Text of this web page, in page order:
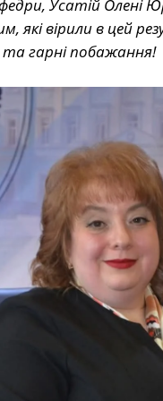
Усатій
які вірили в цей
гарні побажання!